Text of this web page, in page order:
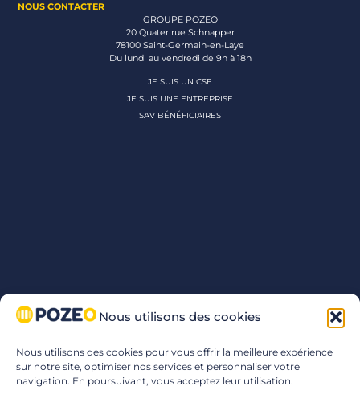
Nous utilisons des cookies
Nous utilisons des cookies pour vous offrir la meilleure expérience
sur notre site, optimiser nos services et personnaliser votre
navigation. En poursuivant, vous acceptez leur utilisation.
NOUS CONTACTER
GROUPE POZEO
20 Quater rue Schnapper
78100 Saint-Germain-en-Laye
Du lundi au vendredi de 9h à 18h
JE SUIS UN CSE
JE SUIS UNE ENTREPRISE
SAV BÉNÉFICIAIRES